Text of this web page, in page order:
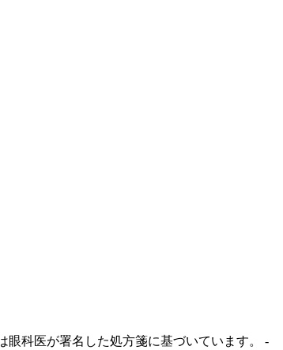
眼科医が署名した処方箋に基づいています。 -